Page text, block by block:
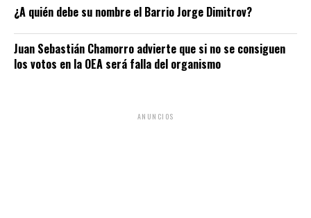
¿A quién debe su nombre el Barrio Jorge Dimitrov?
Juan Sebastián Chamorro advierte que si no se consiguen
los votos en la OEA será falla del organismo
ANUNCIOS